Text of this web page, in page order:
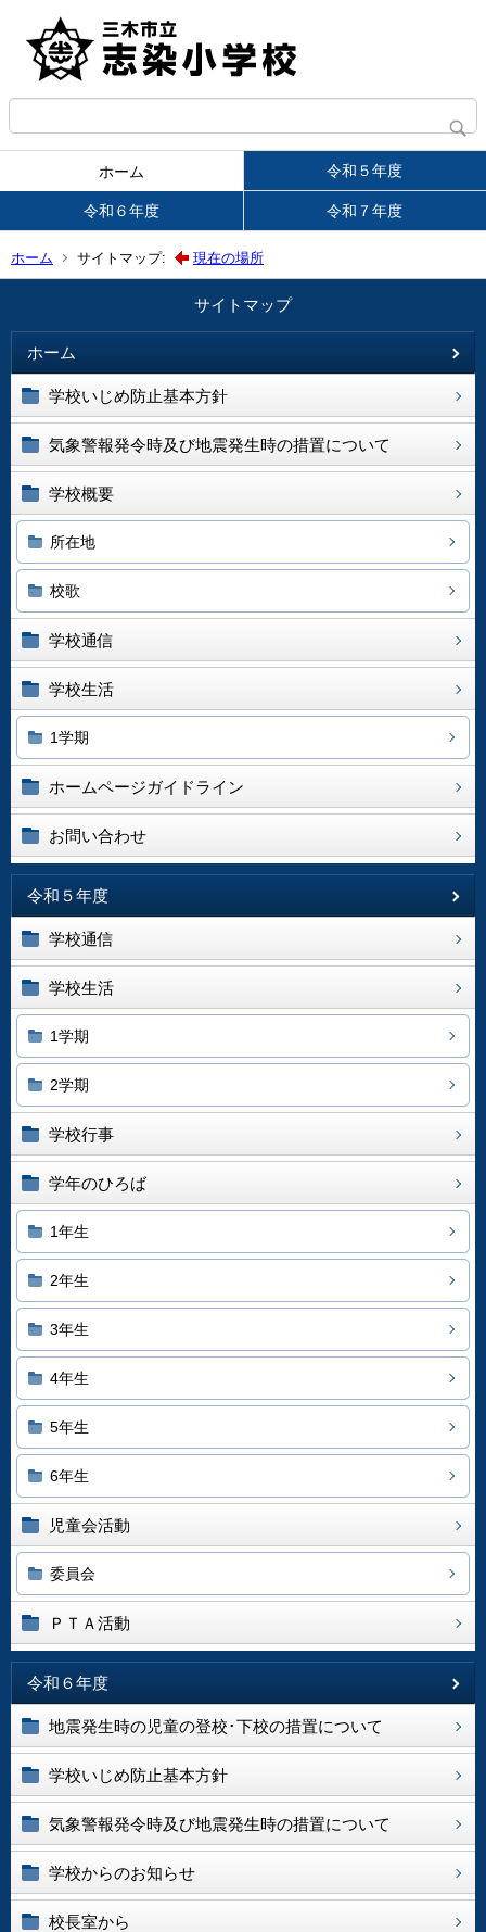
ホーム 令和５年度
令和６年度 令和７年度
ホーム サイトマップ: 現在の場所
サイトマップ
ホーム
学校いじめ防止基本方針
気象警報発令時及び地震発生時の措置について
学校概要
所在地
校歌
学校通信
学校生活
1学期
ホームページガイドライン
お問い合わせ
令和５年度
学校通信
学校生活
1学期
2学期
学校行事
学年のひろば
1年生
2年生
3年生
4年生
5年生
6年生
児童会活動
委員会
ＰＴＡ活動
令和６年度
地震発生時の児童の登校･下校の措置について
学校いじめ防止基本方針
気象警報発令時及び地震発生時の措置について
学校からのお知らせ
校長室から